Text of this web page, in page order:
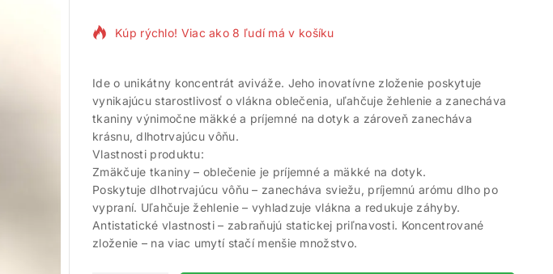
Kúp rýchlo! Viac ako 8 ľudí má v košíku
Ide o unikátny koncentrát aviváže. Jeho inovatívne zloženie poskytuje
vynikajúcu starostlivosť o vlákna oblečenia, uľahčuje žehlenie a zanecháva
tkaniny výnimočne mäkké a príjemné na dotyk a zároveň zanecháva
krásnu, dlhotrvajúcu vôňu.
Vlastnosti produktu:
Zmäkčuje tkaniny – oblečenie je príjemné a mäkké na dotyk.
Poskytuje dlhotrvajúcu vôňu – zanecháva sviežu, príjemnú arómu dlho po
vypraní. Uľahčuje žehlenie – vyhladzuje vlákna a redukuje záhyby.
Antistatické vlastnosti – zabraňujú statickej priľnavosti. Koncentrované
zloženie – na viac umytí stačí menšie množstvo.